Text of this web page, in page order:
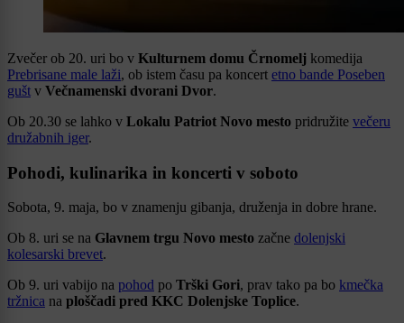
Zvečer ob 20. uri bo v Kulturnem domu Črnomelj komedija
Prebrisane male laži, ob istem času pa koncert etno bande Poseben
gušt v Večnamenski dvorani Dvor.
Ob 20.30 se lahko v Lokalu Patriot Novo mesto pridružite večeru
družabnih iger.
Pohodi, kulinarika in koncerti v soboto
Sobota, 9. maja, bo v znamenju gibanja, druženja in dobre hrane.
Ob 8. uri se na Glavnem trgu Novo mesto začne dolenjski
kolesarski brevet.
Ob 9. uri vabijo na pohod po Trški Gori, prav tako pa bo kmečka
tržnica na ploščadi pred KKC Dolenjske Toplice.